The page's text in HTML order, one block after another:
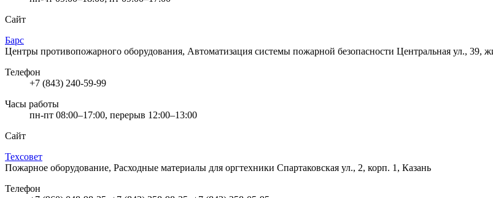
Сайт
Барс
Центры противопожарного оборудования, Автоматизация системы пожарной безопасности Центральная ул., 39,
Телефон
+7 (843) 240-59-99
Часы работы
пн-пт 08:00–17:00, перерыв 12:00–13:00
Сайт
Техсовет
Пожарное оборудование, Расходные материалы для оргтехники Спартаковская ул., 2, корп. 1, Казань
Телефон